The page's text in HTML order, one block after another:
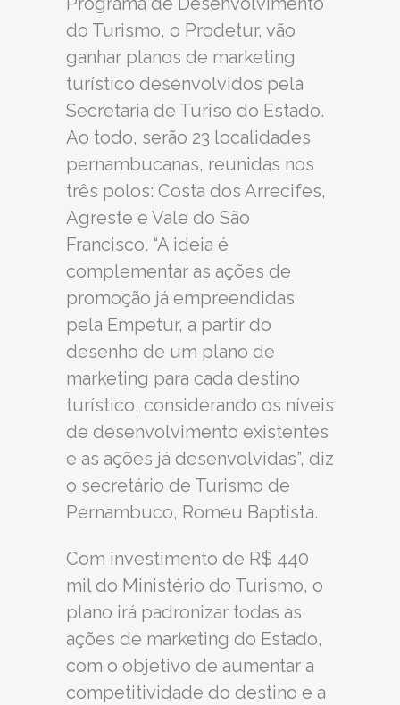
do Turismo, o Prodetur, vão
ganhar planos de marketing
turístico desenvolvidos pela
Secretaria de Turiso do Estado.
Ao todo, serão 23 localidades
pernambucanas, reunidas nos
três polos: Costa dos Arrecifes,
Agreste e Vale do São
Francisco. “A ideia é
complementar as ações de
promoção já empreendidas
pela Empetur, a partir do
desenho de um plano de
marketing para cada destino
turístico, considerando os níveis
de desenvolvimento existentes
e as ações já desenvolvidas”, diz
o secretário de Turismo de
Pernambuco, Romeu Baptista.
Com investimento de R$ 440
mil do Ministério do Turismo, o
plano irá padronizar todas as
ações de marketing do Estado,
com o objetivo de aumentar a
competitividade do destino e a